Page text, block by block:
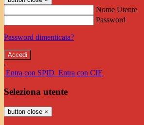
Nome Utente
Password
Password dimenticata?
-
Entra con SPID Entra con CIE
Seleziona utente
button close ×